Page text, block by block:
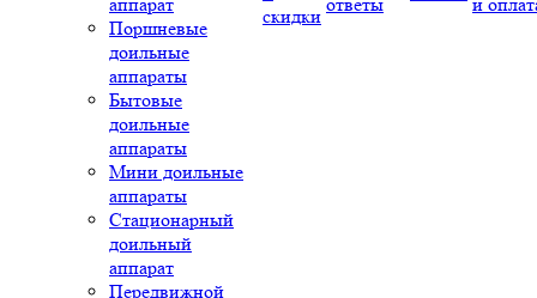
Поршневые
доильные
аппараты
Бытовые
доильные
аппараты
Мини доильные
аппараты
Стационарный
доильный
аппарат
Передвижной
скидки